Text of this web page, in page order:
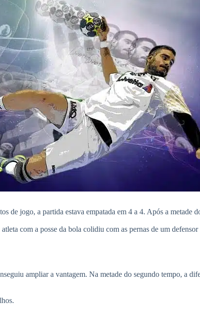
de jogo, a partida estava empatada em 4 a 4. Após a metade
com a posse da bola colidiu com as pernas de um
ampliar a vantagem. Na metade do segundo tempo, a